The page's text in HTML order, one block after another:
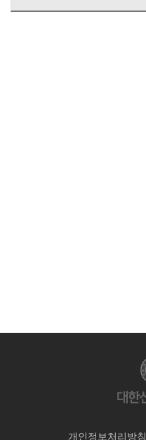
개인정보처리방침